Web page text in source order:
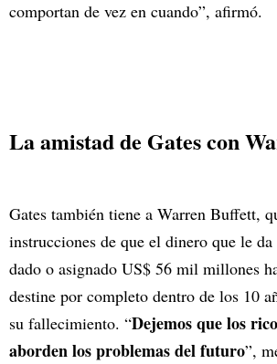
comportan de vez en cuando”, afirmó.
La amistad de Gates con
Gates también tiene a Warren Buffett,
instrucciones de que el dinero que le
dado o asignado US$ 56 mil millones
destine por completo dentro de los 10
su fallecimiento. “Dejemos que los
aborden los problemas del futuro”,